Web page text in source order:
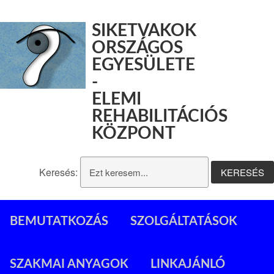
SIKETVAKOK
ORSZÁGOS
EGYESÜLETE
-
ELEMI
REHABILITÁCIÓS
KÖZPONT
Keresés:
BEMUTATKOZÁS SZOLGÁLTATÁSOK
SZAKMAI ANYAGOK LINKAJÁNLÓ